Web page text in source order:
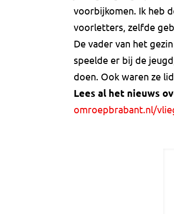
voorbijkomen. Ik heb
voorletters, zelfde
De vader van het
speelde er bij de
doen. Ook waren ze
Lees al het nieuws
omroepbrabant.nl/